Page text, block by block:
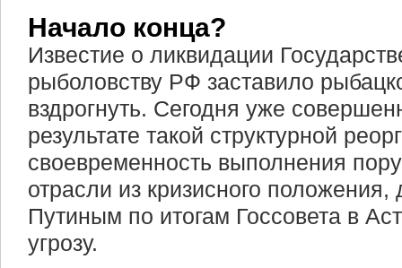
Начало конца?
Известие о ликвидации
рыболовству РФ заставило
вздрогнуть. Сегодня уже
результате такой структурной
своевременность выполнения
отрасли из кризисного
Путиным по итогам Госсовета в
угрозу.